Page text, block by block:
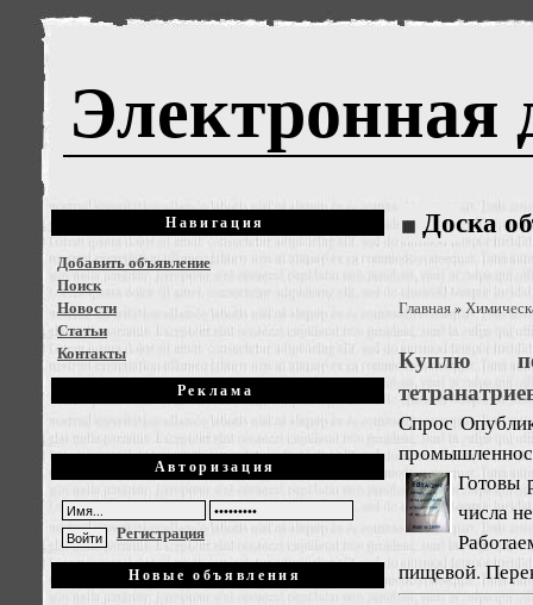
Электронная
Навигация
Добавить объявление
Поиск
Новости
Статьи
Контакты
Реклама
Авторизация
Регистрация
Новые объявления
Доска
Главная»
Куплю
Спрос
Готовы
числа
пищевой.